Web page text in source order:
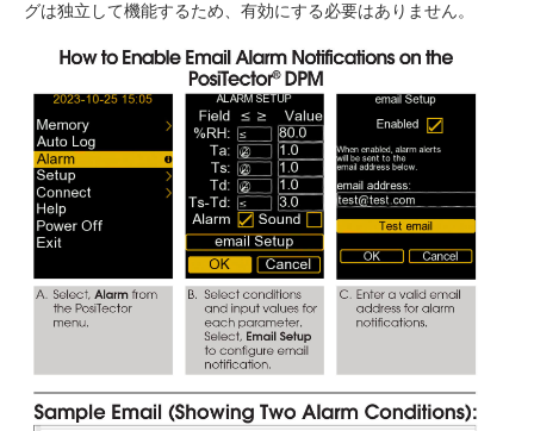
グは独立して機能するため、有効にする必要はありません。